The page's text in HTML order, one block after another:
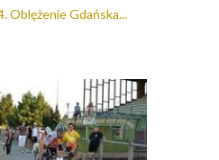
Oblężenie Gdańska...